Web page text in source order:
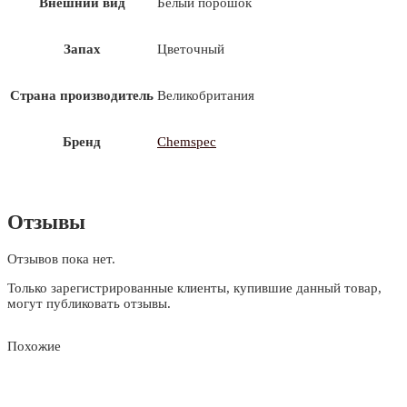
Запах Цветочный
Страна производитель Великобритания
Бренд Chemspec
Отзывы
Отзывов пока нет.
Только зарегистрированные клиенты, купившие данный товар,
могут публиковать отзывы.
Похожие